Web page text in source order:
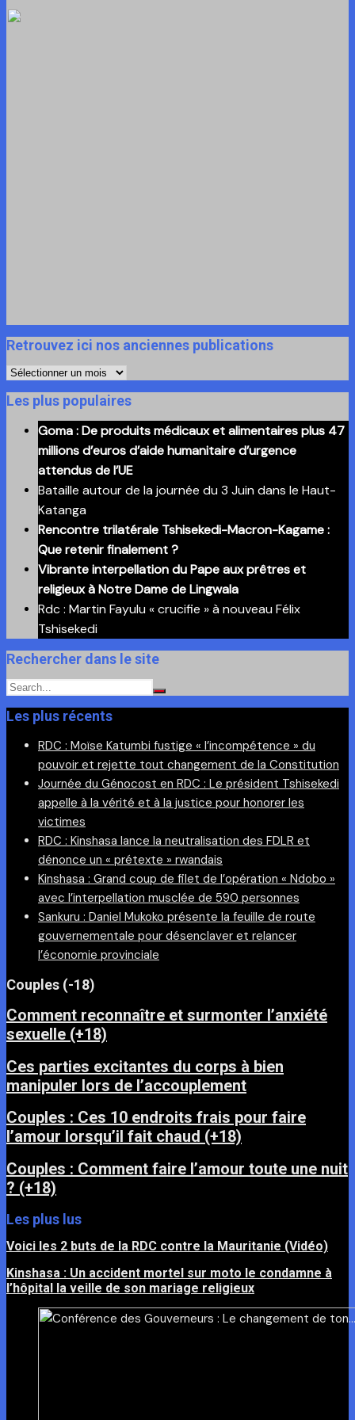
Retrouvez ici nos anciennes publications
Retrouvez
ici
anciennes
publications
Les plus populaires
Goma : De produits médicaux et alimentaires plus 47
millions d’euros d’aide humanitaire d’urgence
attendus de l’UE
Bataille autour de la journée du 3 Juin dans le Haut-
Katanga
Rencontre trilatérale Tshisekedi-Macron-Kagame :
Que retenir finalement ?
Vibrante interpellation du Pape aux prêtres et
religieux à Notre Dame de Lingwala
Rdc : Martin Fayulu « crucifie » à nouveau Félix
Tshisekedi
Rechercher dans le site
Les plus récents
RDC : Moïse Katumbi fustige « l’incompétence » du
pouvoir et rejette tout changement de la Constitution
Journée du Génocost en RDC : Le président Tshisekedi
appelle à la vérité et à la justice pour honorer les
victimes
RDC : Kinshasa lance la neutralisation des FDLR et
dénonce un « prétexte » rwandais
Kinshasa : Grand coup de filet de l’opération « Ndobo »
avec l’interpellation musclée de 590 personnes
Sankuru : Daniel Mukoko présente la feuille de route
gouvernementale pour désenclaver et relancer
l’économie provinciale
Couples (-18)
Comment reconnaître et surmonter l’anxiété
sexuelle (+18)
Ces parties excitantes du corps à bien
manipuler lors de l’accouplement
Couples : Ces 10 endroits frais pour faire
l’amour lorsqu’il fait chaud (+18)
Couples : Comment faire l’amour toute une nuit
? (+18)
Les plus lus
Voici les 2 buts de la RDC contre la Mauritanie (Vidéo)
Kinshasa : Un accident mortel sur moto le condamne à
l’hôpital la veille de son mariage religieux